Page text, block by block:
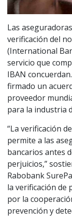
Las
verificación del
(International
servicio que
IBAN
firmado un
proveedor
para la industria
“La verificación
permite a las
bancarios antes
perjuicios,”
Rabobank
la verificación de
por la
prevención y